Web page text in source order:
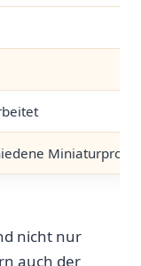
nicht ⁤nur
auch der